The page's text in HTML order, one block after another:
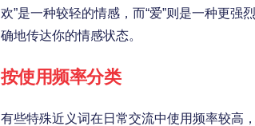
欢”是一种较轻的情感，而“爱”则是一种更
确地传达你的情感状态。
按使用频率分类
有些特殊近义词在日常交流中使用频率较高